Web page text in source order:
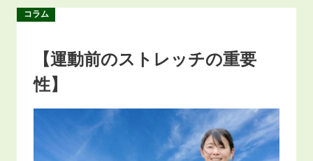
コラム
【運動前のストレッチの重要
性】